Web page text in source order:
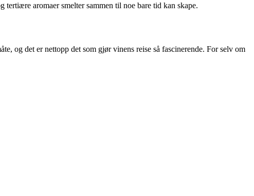
aromaer smelter sammen til noe bare tid kan skape.
og det er nettopp det som gjør vinens reise så fascinerende. For selv om